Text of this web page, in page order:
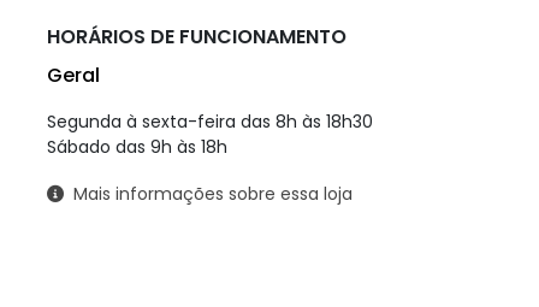
HORÁRIOS DE FUNCIONAMENTO
Geral
Segunda à sexta-feira das 8h às 18h30
Sábado das 9h às 18h
Mais informações sobre essa loja